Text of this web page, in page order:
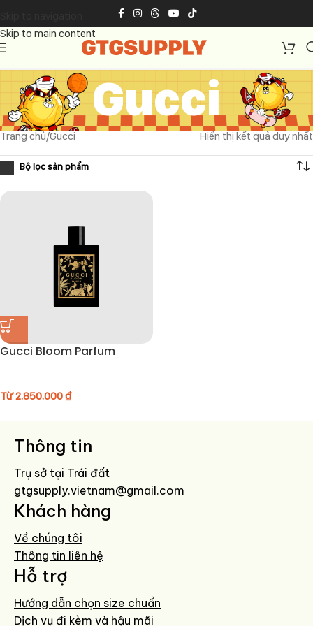
Skip to main content
Gucci
Trang chủ Gucci Hiển thị kết quả duy nhất
Gucci Bloom Parfum
Từ2.850.000₫
Thông tin
Trụ sở tại Trái đất
gtgsupply.vietnam@gmail.com
Khách hàng
Về chúng tôi
Thông tin liên hệ
Hỗ trợ
Hướng dẫn chọn size chuẩn
Dịch vụ đi kèm và hậu mãi